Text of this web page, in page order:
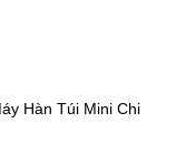
Hàn Túi Mini Chi